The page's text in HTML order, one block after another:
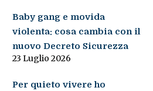
Baby gang e movida
violenta: cosa cambia con il
nuovo Decreto Sicurezza
23 Luglio 2026
Per quieto vivere ho